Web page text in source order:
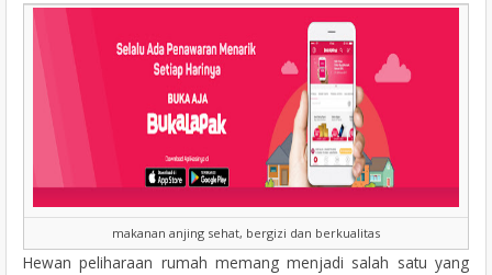
makanan anjing sehat, bergizi dan berkualitas
Hewan peliharaan rumah memang menjadi salah satu yang